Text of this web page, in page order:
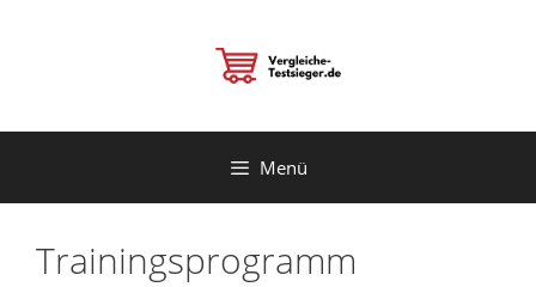
Menü
Trainingsprogramm